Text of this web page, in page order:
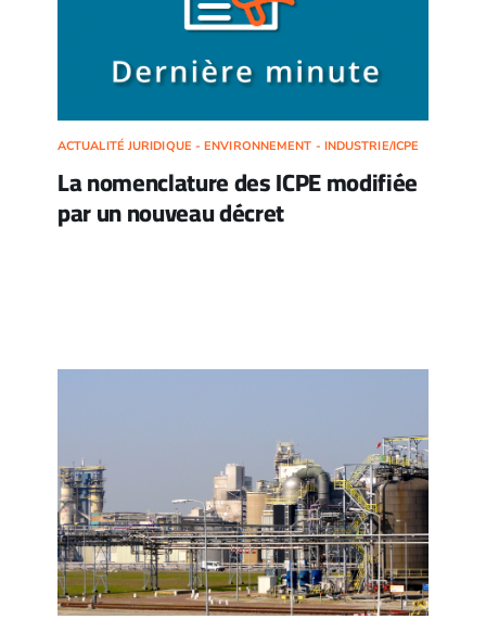
ACTUALITÉ JURIDIQUE - ENVIRONNEMENT - INDUSTRIE/ICPE
La nomenclature des ICPE modifiée
par un nouveau décret